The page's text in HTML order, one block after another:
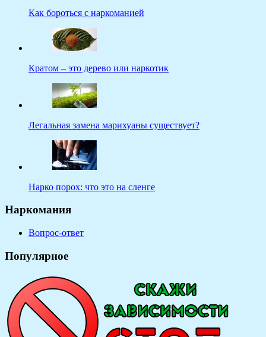
Как бороться с наркоманией
Кратом – это дерево или наркотик
Легальная замена марихуаны существует?
Нарко порох: что это на сленге
Наркомания
Вопрос-ответ
Популярное